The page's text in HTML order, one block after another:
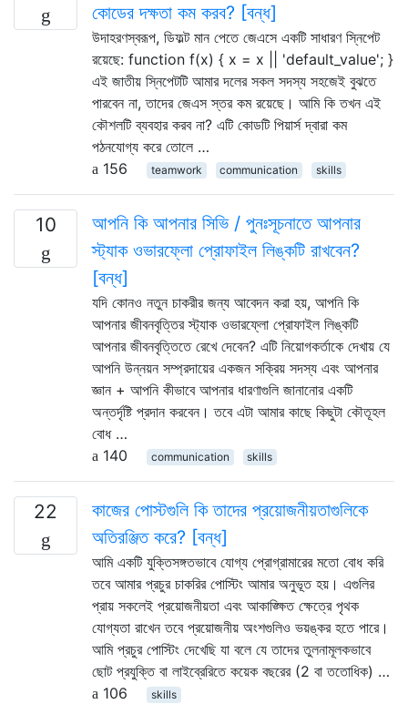
কোডের দক্ষতা কম করব? [বন্ধ]
উদাহরণস্বরূপ, ডিফল্ট মান পেতে জেএসে একটি সাধারণ স্নিপেট
রয়েছে: function f(x) { x = x || 'default_value'; }
এই জাতীয় স্নিপেটটি আমার দলের সকল সদস্য সহজেই বুঝতে
পারবেন না, তাদের জেএস স্তর কম রয়েছে। আমি কি তখন এই
কৌশলটি ব্যবহার করব না? এটি কোডটি পিয়ার্স দ্বারা কম
পঠনযোগ্য করে তোলে …
156
teamwork communication skills
10
আপনি কি আপনার সিভি / পুনঃসূচনাতে আপনার
স্ট্যাক ওভারফ্লো প্রোফাইল লিঙ্কটি রাখবেন?
[বন্ধ]
যদি কোনও নতুন চাকরীর জন্য আবেদন করা হয়, আপনি কি
আপনার জীবনবৃত্তির স্ট্যাক ওভারফ্লো প্রোফাইল লিঙ্কটি
আপনার জীবনবৃত্তিতে রেখে দেবেন? এটি নিয়োগকর্তাকে দেখায় যে
আপনি উন্নয়ন সম্প্রদায়ের একজন সক্রিয় সদস্য এবং আপনার
জ্ঞান + আপনি কীভাবে আপনার ধারণাগুলি জানানোর একটি
অন্তর্দৃষ্টি প্রদান করবেন। তবে এটা আমার কাছে কিছুটা কৌতূহল
বোধ …
140
communication skills
22
কাজের পোস্টগুলি কি তাদের প্রয়োজনীয়তাগুলিকে
অতিরঞ্জিত করে? [বন্ধ]
আমি একটি যুক্তিসঙ্গতভাবে যোগ্য প্রোগ্রামারের মতো বোধ করি
তবে আমার প্রচুর চাকরির পোস্টিং আমার অনুভূত হয়। এগুলির
প্রায় সকলেই প্রয়োজনীয়তা এবং আকাঙ্ক্ষিত ক্ষেত্রে পৃথক
যোগ্যতা রাখেন তবে প্রয়োজনীয় অংশগুলিও ভয়ঙ্কর হতে পারে।
আমি প্রচুর পোস্টিং দেখেছি যা বলে যে তাদের তুলনামূলকভাবে
ছোট প্রযুক্তি বা লাইব্রেরিতে কয়েক বছরের (2 বা ততোধিক) …
106
skills